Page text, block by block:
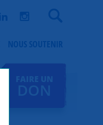
FAIRE UN
DON
Recherche
NOUS SOUTENIR